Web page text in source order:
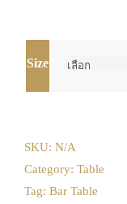
Size
SKU: N/A
Category: Table
Tag: Bar Table